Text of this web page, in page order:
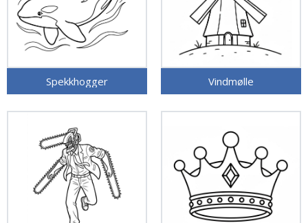
Spekkhogger Vindmølle